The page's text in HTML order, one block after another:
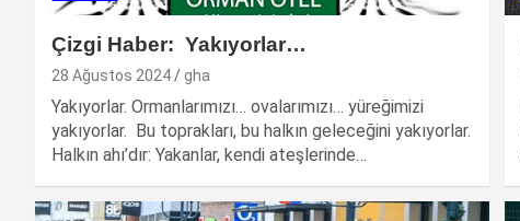
Çizgi Haber: Yakıyorlar…
28 Ağustos 2024 gha
Yakıyorlar. Ormanlarımızı… ovalarımızı… yüreğimizi
yakıyorlar. Bu toprakları, bu halkın geleceğini yakıyorlar.
Halkın ahı’dır: Yakanlar, kendi ateşlerinde…